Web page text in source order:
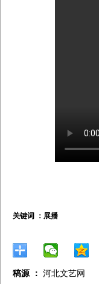
关键词 ： 展播
稿源 ： 河北文艺网